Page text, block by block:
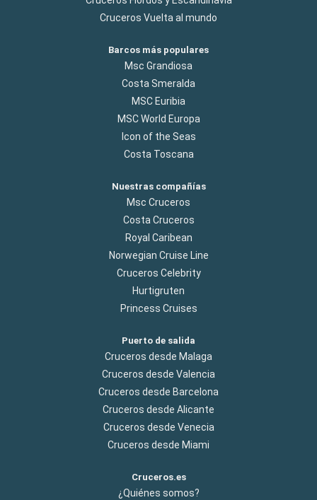
Cruceros Vuelta al mundo
Barcos más populares
Msc Grandiosa
Costa Smeralda
MSC Euribia
MSC World Europa
Icon of the Seas
Costa Toscana
Nuestras compañías
Msc Cruceros
Costa Cruceros
Royal Caribean
Norwegian Cruise Line
Cruceros Celebrity
Hurtigruten
Princess Cruises
Puerto de salida
Cruceros desde Malaga
Cruceros desde Valencia
Cruceros desde Barcelona
Cruceros desde Alicante
Cruceros desde Venecia
Cruceros desde Miami
Cruceros.es
¿Quiénes somos?